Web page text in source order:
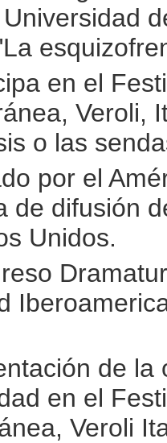
en el
Veroli,
o las
por el
de difusión
Unidos.
de la
en el
Veroli